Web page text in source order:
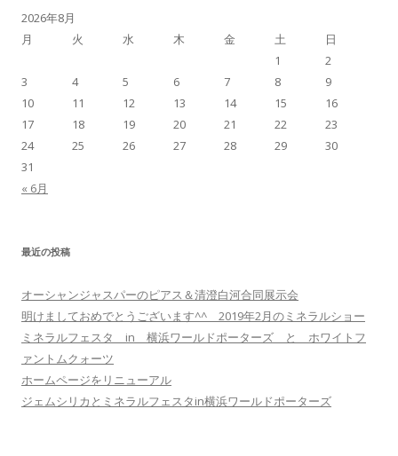
2026年8月
月
火 水 木 金 土
日
1
2
3
4 5 6 7 8
9
10
11 12 13 14 15
16
17
18 19 20 21 22
23
24
25 26 27 28 29
30
31
« 6月
最近の投稿
オーシャンジャスパーのピアス＆清澄白河合同展示会
明けましておめでとうございます^^ 2019年2月のミネラルショー
ミネラルフェスタ in 横浜ワールドポーターズ と ホワイトフ
ァントムクォーツ
ホームページをリニューアル
ジェムシリカとミネラルフェスタin横浜ワールドポーターズ